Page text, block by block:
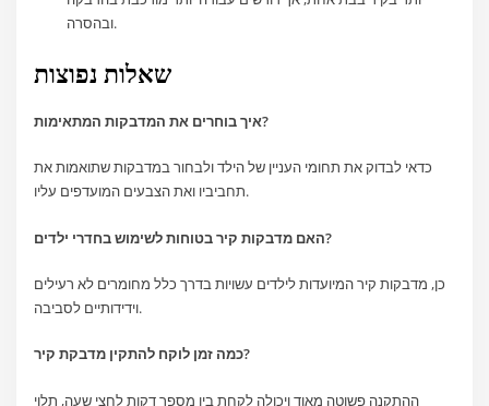
ובהסרה.
שאלות נפוצות
איך בוחרים את המדבקות המתאימות?
כדאי לבדוק את תחומי העניין של הילד ולבחור במדבקות שתואמות את
תחביביו ואת הצבעים המועדפים עליו.
האם מדבקות קיר בטוחות לשימוש בחדרי ילדים?
כן, מדבקות קיר המיועדות לילדים עשויות בדרך כלל מחומרים לא רעילים
וידידותיים לסביבה.
כמה זמן לוקח להתקין מדבקת קיר?
ההתקנה פשוטה מאוד ויכולה לקחת בין מספר דקות לחצי שעה, תלוי